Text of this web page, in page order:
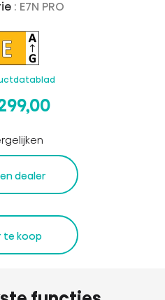
: E7N PRO
dealer
te koop